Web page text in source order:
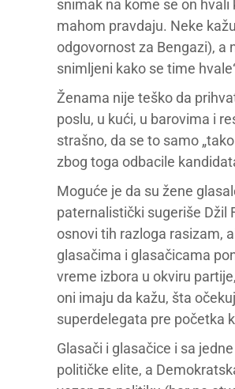
snimak na kome se on
mahom pravdaju. Neke
odgovornost za Bengazi), a
snimljeni kako se time
Ženama nije teško da
poslu, u kući, u barovima i
strašno, da se to samo
zbog toga odbacile
Moguće je da su žene
paternalistički sugeriše Džil
osnovi tih razloga rasizam,
glasačima i glasačicama
vreme izbora u okviru
oni imaju da kažu, šta
superdelegata pre početka
Glasači i glasačice i sa
političke elite, a